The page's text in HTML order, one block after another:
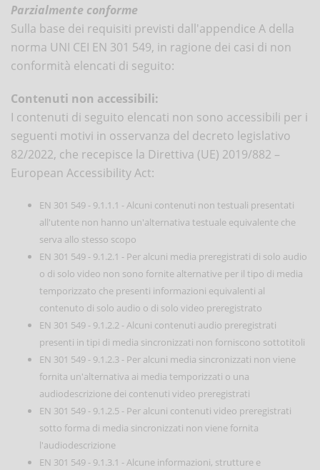
Parzialmente conforme
Sulla base dei requisiti previsti dall'appendice A della
norma UNI CEI EN 301 549, in ragione dei casi di non
conformità elencati di seguito:
Contenuti non accessibili:
I contenuti di seguito elencati non sono accessibili per i
seguenti motivi in osservanza del decreto legislativo
82/2022, che recepisce la Direttiva (UE) 2019/882 –
European Accessibility Act:
EN 301 549 - 9.1.1.1 - Alcuni contenuti non testuali presentati
all'utente non hanno un'alternativa testuale equivalente che
serva allo stesso scopo
EN 301 549 - 9.1.2.1 - Per alcuni media preregistrati di solo audio
o di solo video non sono fornite alternative per il tipo di media
temporizzato che presenti informazioni equivalenti al
contenuto di solo audio o di solo video preregistrato
EN 301 549 - 9.1.2.2 - Alcuni contenuti audio preregistrati
presenti in tipi di media sincronizzati non forniscono sottotitoli
EN 301 549 - 9.1.2.3 - Per alcuni media sincronizzati non viene
fornita un'alternativa ai media temporizzati o una
audiodescrizione dei contenuti video preregistrati
EN 301 549 - 9.1.2.5 - Per alcuni contenuti video preregistrati
sotto forma di media sincronizzati non viene fornita
l'audiodescrizione
EN 301 549 - 9.1.3.1 - Alcune informazioni, strutture e